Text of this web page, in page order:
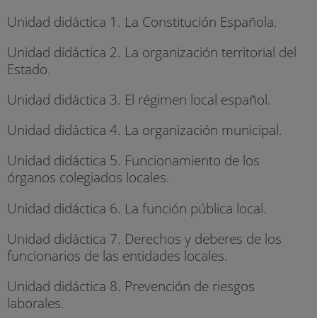
Unidad didáctica 1. La Constitución Española.
Unidad didáctica 2. La organización territorial del
Estado.
Unidad didáctica 3. El régimen local español.
Unidad didáctica 4. La organización municipal.
Unidad didáctica 5. Funcionamiento de los
órganos colegiados locales.
Unidad didáctica 6. La función pública local.
Unidad didáctica 7. Derechos y deberes de los
funcionarios de las entidades locales.
Unidad didáctica 8. Prevención de riesgos
laborales.